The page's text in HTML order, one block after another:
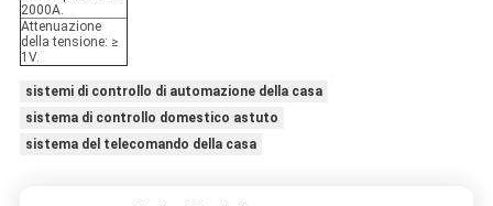
2000A.
Attenuazione
della tensione: ≥
1V.
sistemi di controllo di automazione della casa
sistema di controllo domestico astuto
sistema del telecomando della casa